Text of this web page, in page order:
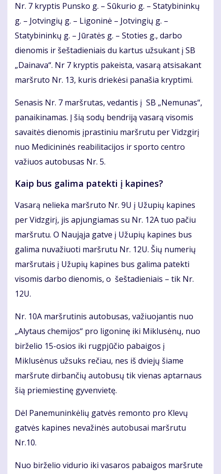
Nr. 7 kryptis Punsko g. – Sūkurio g. – Statybininkų
g. – Jotvingių g. – Ligoninė – Jotvingių g. –
Statybininkų g. – Jūratės g. – Stoties g., darbo
dienomis ir šeštadieniais du kartus užsukant į SB
„Dainava“. Nr 7 kryptis pakeista, vasarą atsisakant
maršruto Nr. 13, kuris driekėsi panašia kryptimi.
Senasis Nr. 7 maršrutas, vedantis į SB „Nemunas“,
panaikinamas. Į šią sodų bendriją vasarą visomis
savaitės dienomis įprastiniu maršrutu per Vidzgirį
nuo Medicininės reabilitacijos ir sporto centro
važiuos autobusas Nr. 5.
Kaip bus galima patekti į kapines?
Vasarą nelieka maršruto Nr. 9U į Užupių kapines
per Vidzgirį, jis apjungiamas su Nr. 12A tuo pačiu
maršrutu. O Naująja gatve į Užupių kapines bus
galima nuvažiuoti maršrutu Nr. 12U. Šių numerių
maršrutais į Užupių kapines bus galima patekti
visomis darbo dienomis, o šeštadieniais – tik Nr.
12U.
Nr. 10A maršrutinis autobusas, važiuojantis nuo
„Alytaus chemijos“ pro ligoninę iki Miklusėnų, nuo
birželio 15-osios iki rugpjūčio pabaigos į
Miklusėnus užsuks rečiau, nes iš dviejų šiame
maršrute dirbančių autobusų tik vienas aptarnaus
šią priemiestinę gyvenvietę.
Dėl Panemuninkėlių gatvės remonto pro Klevų
gatvės kapines nevažinės autobusai maršrutu
Nr.10.
Nuo birželio vidurio iki vasaros pabaigos maršrute